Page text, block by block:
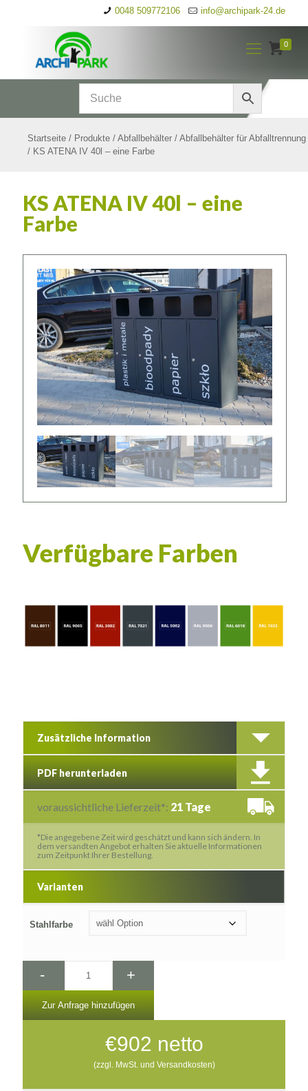
0048 509772106 info@archipark-24.de
0
Startseite / Produkte / Abfallbehälter / Abfallbehälter für Abfalltrennung
/ KS ATENA IV 40l – eine Farbe
KS ATENA IV 40l – eine
Farbe
Verfügbare Farben
Zusätzliche Information
PDF herunterladen
voraussichtliche Lieferzeit*: 21 Tage
*Die angegebene Zeit wird geschätzt und kann sich ändern. In
dem versandten Angebot erhalten Sie aktuelle Informationen
zum Zeitpunkt Ihrer Bestellung.
Varianten
Stahlfarbe
- +
Zur Anfrage hinzufügen
€902 netto
(zzgl. MwSt. und Versandkosten)